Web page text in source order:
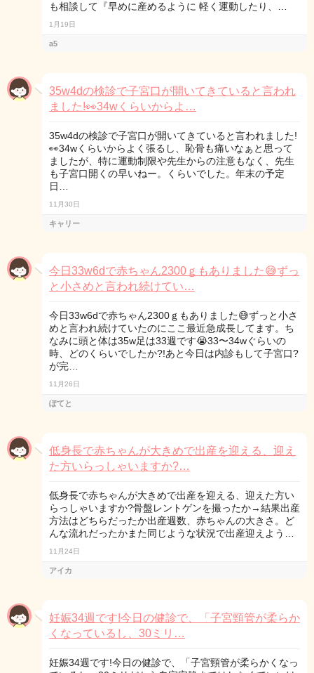
も相談して『早めに産めるように 軽く運動したり、…
1月19日
a5
35w4dの検診で子宮口が開いてきていると言われ
ました!👀34wくらいからよ…
35w4dの検診で子宮口が開いてきていると言われました!
👀34wくらいからよく張るし、恥骨も痛いなぁと思って
ましたが、特に運動制限や先生からの注意もなく、先生
も子宮口開くの早いねー。くらいでした。年末の予定
日…
11月30日
キャリー
今日33w6dで赤ちゃん2300ｇもありました😅ずっ
と小さめと言われ続けてい…
今日33w6dで赤ちゃん2300ｇもありました😅ずっと小さ
めと言われ続けていたのにここ最近急成長してます。ち
なみに頭と体は35w足は33週です😭33〜34wぐらいの
時、どのくらいでしたか?!あと今日は内診もして子宮口?
が完…
11月26日
ぽてと
低身長で赤ちゃんが大きめで出産を迎える、迎え
た方いらっしゃいますか?…
低身長で赤ちゃんが大きめで出産を迎える、迎えた方い
らっしゃいますか?骨盤レントゲンを撮ったか→結果出産
方法はどちらだったか出産週数、赤ちゃんの大きさ。ど
んな流れだったかまた同じような状況で出産迎えよう…
11月24日
アイカ
妊娠34週です!今日の健診で、「子宮頸管が柔らか
くなっているし、30ミリ…
妊娠34週です!今日の健診で、「子宮頸管が柔らかくなっ